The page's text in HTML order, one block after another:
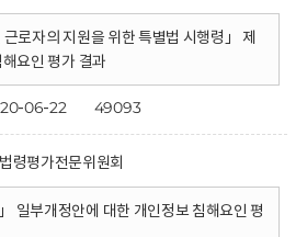
근로자의 지원을 위한 특별법 시행령」 제
요인 평가 결과
06-22 49093
법령평가전문위원회
일부개정안에 대한 개인정보 침해요인 평